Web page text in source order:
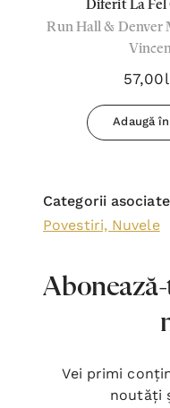
Diferit La Fel
Run Hall & Denver
Adaugă
Categorii
Povestiri, Nuvele
Vei primi
noutăți